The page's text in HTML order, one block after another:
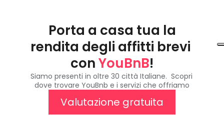
Porta a casa tua la
rendita degli affitti brevi
con YouBnB!
Siamo presenti in oltre 30 città Italiane.  Scopri
dove trovare YouBnb e i servizi che offriamo
Valutazione gratuita